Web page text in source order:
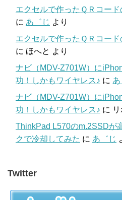
エクセルで作ったＱＲコー
に あ゛じ より
エクセルで作ったＱＲコー
に ほへと より
ナビ（MDV-Z701W）に
功！しかもワイヤレス♪ に あ
ナビ（MDV-Z701W）に
功！しかもワイヤレス♪ に
ThinkPad L570のm.2SSDが
クで冷却してみた に あ゛じ
Twitter